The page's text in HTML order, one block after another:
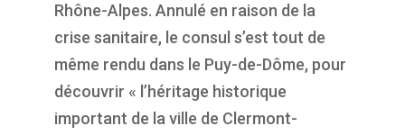
Rhône-Alpes. Annulé en raison de la
crise sanitaire, le consul s’est tout de
même rendu dans le Puy-de-Dôme, pour
découvrir « l’héritage historique
important de la ville de Clermont-